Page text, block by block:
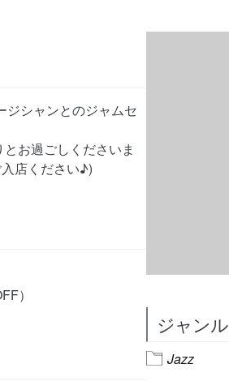
ジシャンとのジャムセ
お過ごしくださいま
店ください♪)
）
ジャンル
Jazz